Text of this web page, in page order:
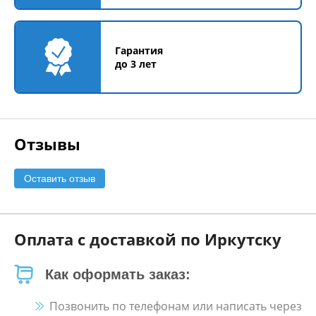
Гарантия
до 3 лет
Отзывы
Оставить отзыв
Оплата с доставкой по Иркутску
Как оформать заказ:
Позвонить по телефонам или написать через